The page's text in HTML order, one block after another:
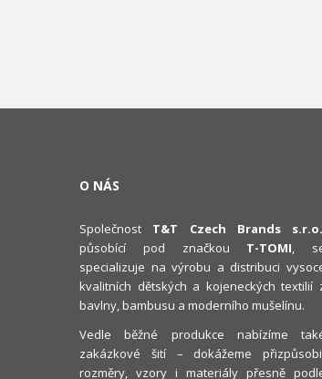
O NÁS
Společnost T&T Czech Brands s.r.o.
působící pod značkou T-TOMI,
specializuje na výrobu a distribuci
kvalitních dětských a kojeneckých textilií
bavlny, bambusu a moderního mušelínu.
Vedle běžné produkce nabízíme
zakázkové šití – dokážeme
rozměry, vzory i materiály přesně